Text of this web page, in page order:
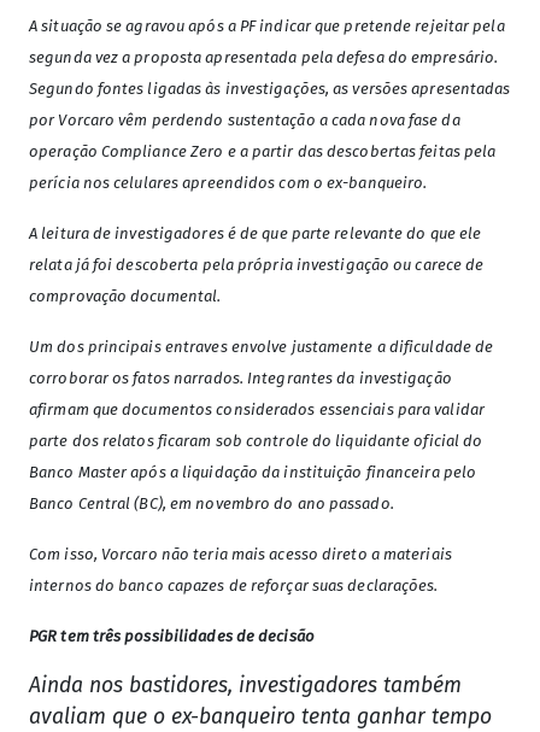
A situação se agravou após a PF indicar que pretende rejeitar pela
segunda vez a proposta apresentada pela defesa do empresário.
Segundo fontes ligadas às investigações, as versões apresentadas
por Vorcaro vêm perdendo sustentação a cada nova fase da
operação Compliance Zero e a partir das descobertas feitas pela
perícia nos celulares apreendidos com o ex-banqueiro.
A leitura de investigadores é de que parte relevante do que ele
relata já foi descoberta pela própria investigação ou carece de
comprovação documental.
Um dos principais entraves envolve justamente a dificuldade de
corroborar os fatos narrados. Integrantes da investigação
afirmam que documentos considerados essenciais para validar
parte dos relatos ficaram sob controle do liquidante oficial do
Banco Master após a liquidação da instituição financeira pelo
Banco Central (BC), em novembro do ano passado.
Com isso, Vorcaro não teria mais acesso direto a materiais
internos do banco capazes de reforçar suas declarações.
PGR tem três possibilidades de decisão
Ainda nos bastidores, investigadores também
avaliam que o ex-banqueiro tenta ganhar tempo